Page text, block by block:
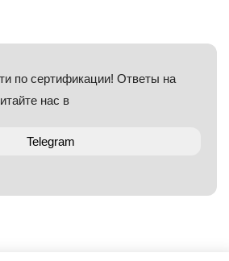
по сертификации! Ответы на
нас в
Telegram